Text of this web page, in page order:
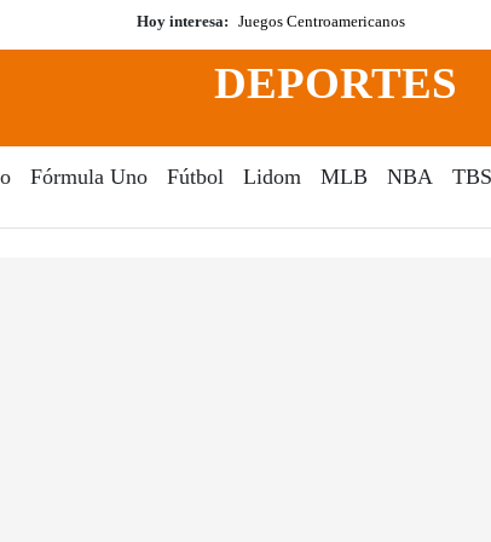
Hoy interesa: Juegos Centroamericanos
DEPORTES
Fórmula Uno Fútbol Lidom MLB NBA TBS